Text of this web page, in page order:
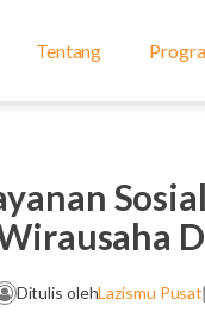
Tentang
Ditulis olehLazismu Pusat